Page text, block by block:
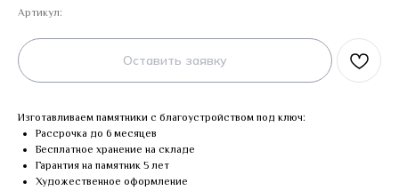
Артикул:
Оставить заявку
Изготавливаем памятники с благоустройством под ключ:
Рассрочка до 6 месяцев
Бесплатное хранение на складе
Гарантия на памятник 5 лет
Художественное оформление